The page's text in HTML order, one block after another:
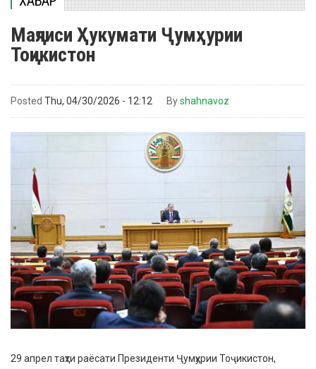
Маҷлиси Ҳукумати Ҷумҳурии
Тоҷикистон
Posted Thu, 04/30/2026 - 12:12 Byshahnavoz
29 апрел таҳти раёсати Президенти Ҷумҳурии Тоҷикистон,